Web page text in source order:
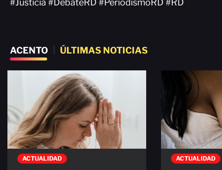
#Justicia #DebateRD #PeriodismoRD #RD
ACENTO ÚLTIMAS NOTICIAS
ACTUALIDAD ACTUALIDAD